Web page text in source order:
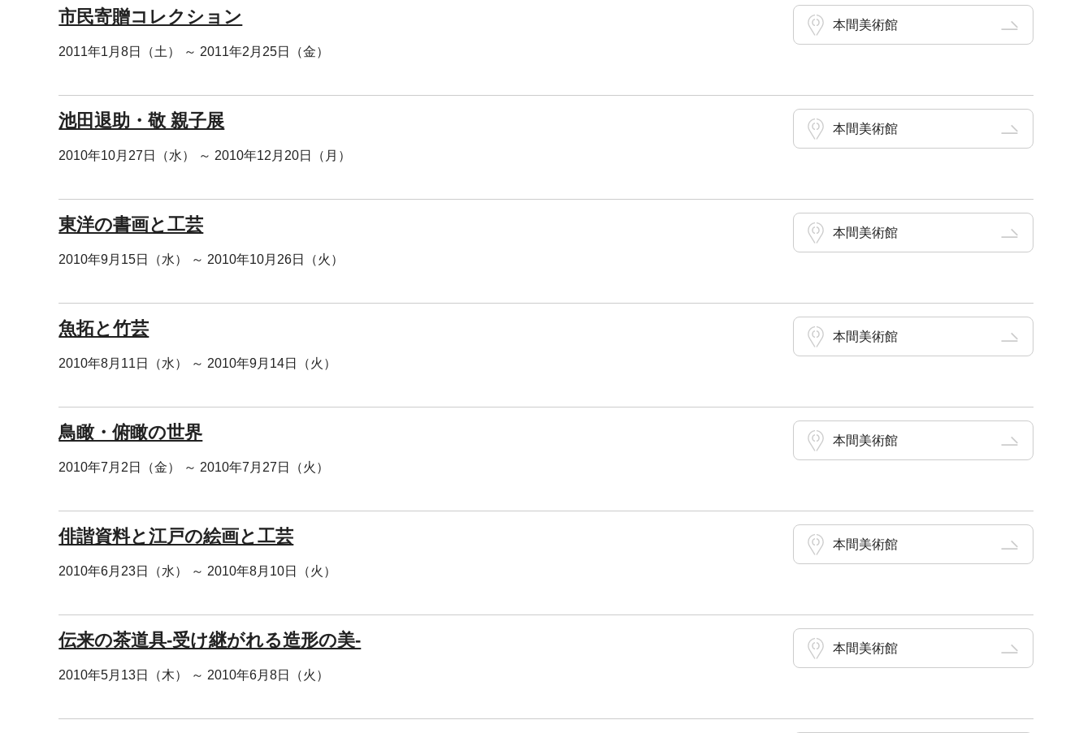
市民寄贈コレクション
2011年1月8日（土） ～ 2011年2月25日（金）
本間美術館
池田退助・敬 親子展
2010年10月27日（水） ～ 2010年12月20日（月）
本間美術館
東洋の書画と工芸
2010年9月15日（水） ～ 2010年10月26日（火）
本間美術館
魚拓と竹芸
2010年8月11日（水） ～ 2010年9月14日（火）
本間美術館
鳥瞰・俯瞰の世界
2010年7月2日（金） ～ 2010年7月27日（火）
本間美術館
俳諧資料と江戸の絵画と工芸
2010年6月23日（水） ～ 2010年8月10日（火）
本間美術館
伝来の茶道具-受け継がれる造形の美-
2010年5月13日（木） ～ 2010年6月8日（火）
本間美術館